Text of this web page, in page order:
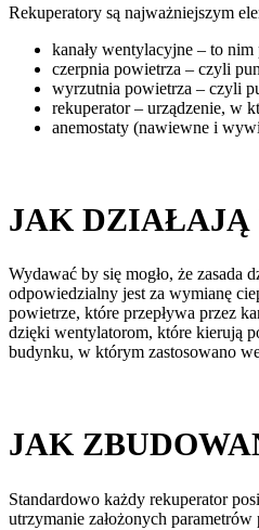
Rekuperatory są najważniejszym
kanały wentylacyjne – to
czerpnia powietrza – czyli
wyrzutnia powietrza – czyli
rekuperator – urządzenie, w
anemostaty (nawiewne i
JAK DZIAŁAJĄ
Wydawać by się mogło, że zasada
odpowiedzialny jest za wymianę
powietrze, które przepływa przez
dzięki wentylatorom, które kierują
budynku, w którym zastosowano
JAK
Standardowo każdy rekuperator
utrzymanie założonych